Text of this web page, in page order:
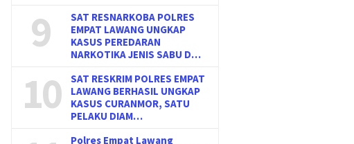
9
SAT RESNARKOBA POLRES
EMPAT LAWANG UNGKAP
KASUS PEREDARAN
NARKOTIKA JENIS SABU D…
10
SAT RESKRIM POLRES EMPAT
LAWANG BERHASIL UNGKAP
KASUS CURANMOR, SATU
PELAKU DIAM…
Polres Empat Lawang